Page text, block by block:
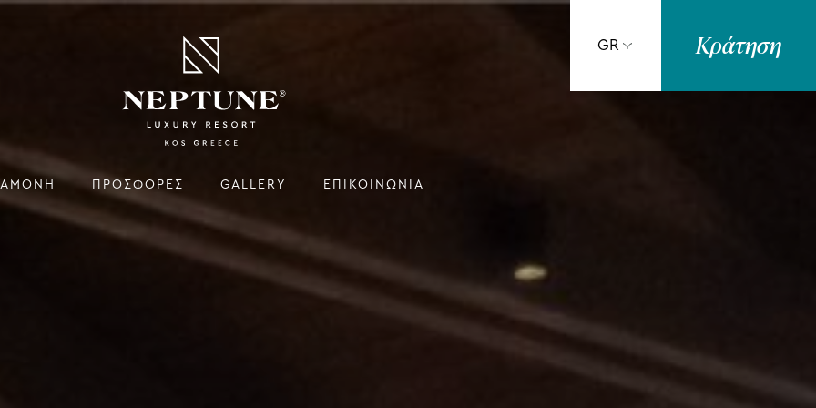
GR Κράτηση
ΠΡΟΣΦΟΡΈΣ GALLERY ΕΠΙΚΟΙΝΩΝΊΑ